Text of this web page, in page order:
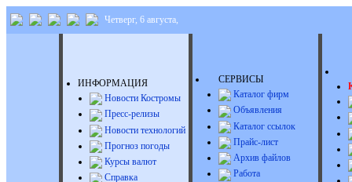
Четверг, 6 августа,
ИНФОРМАЦИЯ
Новости Костромы
Пресс-релизы
Новости технологий
Прогноз погоды
Курсы валют
Справка
СЕРВИСЫ
Каталог фирм
Объявления
Каталог ссылок
Прайс-лист
Архив файлов
Работа